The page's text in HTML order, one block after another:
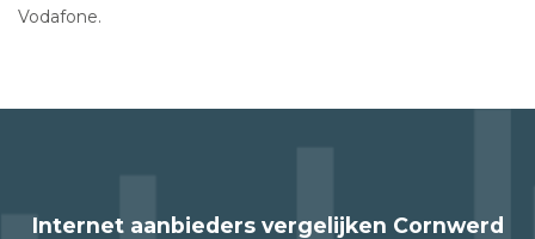
Vodafone.
Internet aanbieders vergelijken Cornwerd